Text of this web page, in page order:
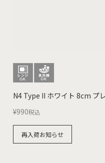
N4 Type II ホワイト 8cm プ
¥990税込
再入荷お知らせ